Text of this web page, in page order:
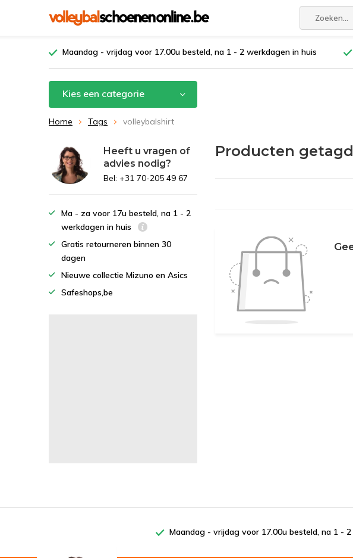
Maandag - vrijdag voor 17.00u besteld, na 1 - 2 werkdagen in huis
Kies een categorie
Home Tags volleybalshirt
Producten
Heeft u vragen of
advies nodig?
Bel: +31 70-205 49 67
Ma - za voor 17u besteld, na 1 - 2
werkdagen in huis
Gratis retourneren binnen 30
dagen
Nieuwe collectie Mizuno en Asics
Safeshops,be
Maandag - vrijdag voor 17.00u besteld, na 1 -